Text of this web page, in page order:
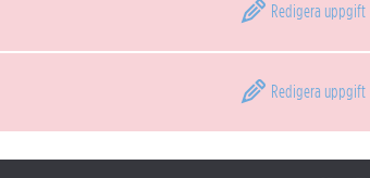
Redigera uppgift
Redigera uppgift